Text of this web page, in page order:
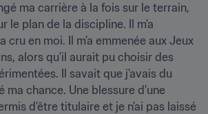
ma carrière à la fois sur le terrain,
le plan de la discipline. Il m'a
cru en moi. Il m'a emmenée aux Jeux
alors qu'il aurait pu choisir des
Il savait que j'avais du
ma chance. Une blessure d'une
d'être titulaire et je n'ai pas laissé